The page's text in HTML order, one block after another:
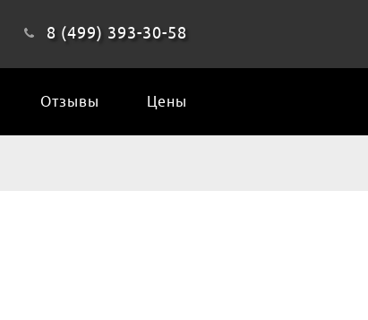
8 (499) 393-30-58
Отзывы Цены